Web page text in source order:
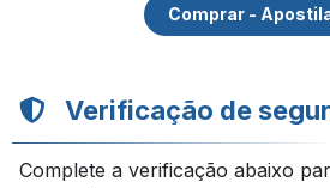
Comprar -
Verificação de
Complete a verificação abaixo